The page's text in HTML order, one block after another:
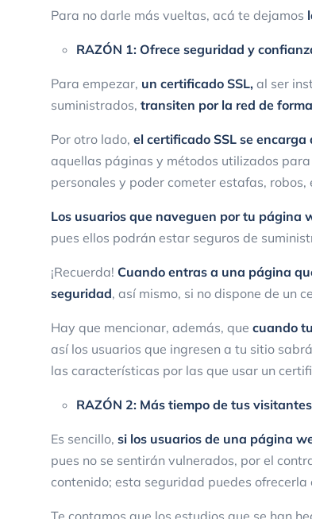
Para no darle más vueltas, acá te dejamos
RAZÓN 1: Ofrece seguridad y
Para empezar, un certificado SSL, al ser
suministrados, transiten por la red de
Por otro lado, el certificado SSL se
aquellas páginas y métodos utilizados
personales y poder cometer estafas, robos,
Los usuarios que naveguen por tu página
pues ellos podrán estar seguros de
¡Recuerda! Cuando entras a una página
seguridad, así mismo, si no dispone de un
Hay que mencionar, además, que cuando
así los usuarios que ingresen a tu sitio
las características por las que usar un
RAZÓN 2: Más tiempo de tus
Es sencillo, si los usuarios de una página
pues no se sentirán vulnerados, por el
contenido; esta seguridad puedes ofrecerla
Te contamos que los estudios que se han